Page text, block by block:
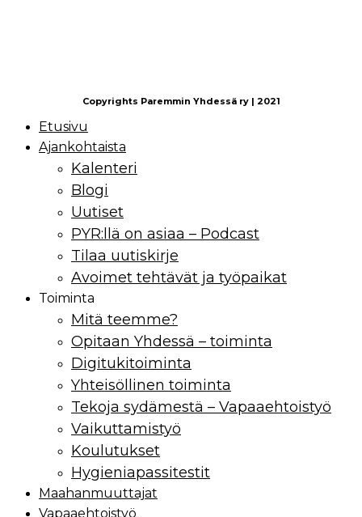
Copyrights Paremmin Yhdessä ry | 2021
Etusivu
Ajankohtaista
Kalenteri
Blogi
Uutiset
PYR:llä on asiaa – Podcast
Tilaa uutiskirje
Avoimet tehtävät ja työpaikat
Toiminta
Mitä teemme?
Opitaan Yhdessä – toiminta
Digitukitoiminta
Yhteisöllinen toiminta
Tekoja sydämestä – Vapaaehtoistyö
Vaikuttamistyö
Koulutukset
Hygieniapassitestit
Maahan­muuttajat
Vapaaehtoistyö